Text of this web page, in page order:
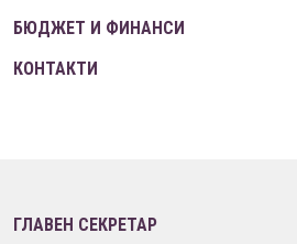
БЮДЖЕТ И ФИНАНСИ
КОНТАКТИ
ГЛАВЕН СЕКРЕТАР